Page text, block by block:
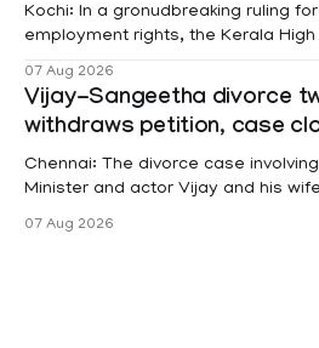
Kochi: In a gronudbreaking ruling
employment rights, the Kerala
projects are eligible for paid
hysterectomy surgery under the
(KSR). The court noted that since essential benefits like
maternity
07 Aug 2026
Vijay-Sangeetha divorce
withdraws petition, case
Chennai: The divorce case
Minister and actor Vijay and his
Sowrnalingam has taken a new
07 Aug 2026